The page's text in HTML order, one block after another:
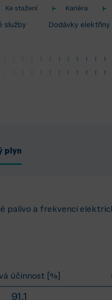
Ke stažení Kariéra
služby Dodávky elektřiny
plyn
palivo a frekvenci
účinnost [%]
91,1